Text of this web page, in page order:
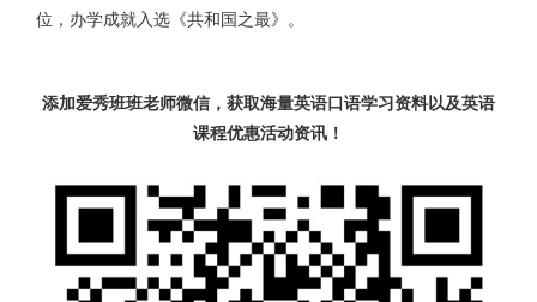
位，办学成就入选《共和国之最》。
添加爱秀班班老师微信，获取海量英语口语学习资料以及英语
课程优惠活动资讯！